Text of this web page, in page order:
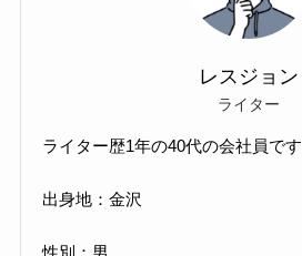
レスジョン
ライター
ライター歴1年の40代の会社員です
出身地：金沢
性別：男